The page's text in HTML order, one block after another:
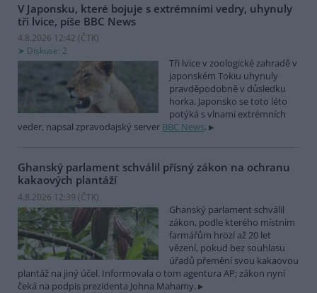
V Japonsku, které bojuje s extrémními vedry, uhynuly
tři lvice, píše BBC News
4.8.2026 12:42 (ČTK)
Diskuse: 2
Tři lvice v zoologické zahradě v
japonském Tokiu uhynuly
pravděpodobně v důsledku
horka. Japonsko se toto léto
potýká s vlnami extrémních
veder, napsal zpravodajský server BBC News.
Ghanský parlament schválil přísný zákon na ochranu
kakaových plantáží
4.8.2026 12:39 (ČTK)
Ghanský parlament schválil
zákon, podle kterého místním
farmářům hrozí až 20 let
vězení, pokud bez souhlasu
úřadů přemění svou kakaovou
plantáž na jiný účel. Informovala o tom agentura AP; zákon nyní
čeká na podpis prezidenta Johna Mahamy.